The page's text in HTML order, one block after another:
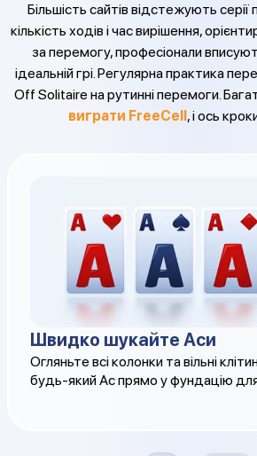
Більшість сайтів відстежують
кількість ходів і час вирішення,
за перемогу, професіонали
ідеальній грі. Регулярна практика
Off Solitaire на рутинні перемоги.
виграти FreeCell, і ось
Швидко шукайте Аси
Огляньте всі колонки та вільні
будь-який Ас прямо у фундацію